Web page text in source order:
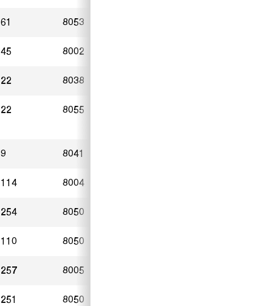
61 8053
45 8002
22 8038
22 8055
9 8041
114 8004
254 8050
110 8050
257 8005
251 8050